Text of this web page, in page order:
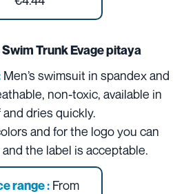
Trunk Evage pitaya
Men’s swimsuit in spandex and
non-toxic, available in
dries quickly.
and for the logo you can
the label is acceptable.
range :From